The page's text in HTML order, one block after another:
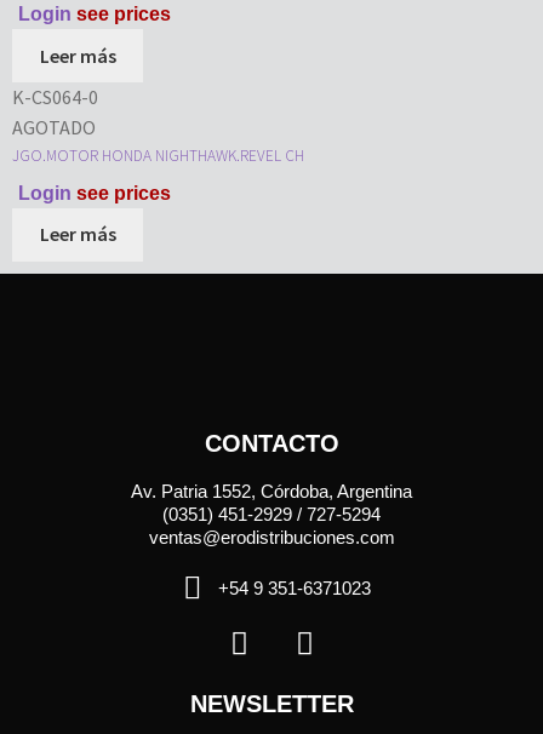
Login see prices
Leer más
K-CS064-0
AGOTADO
JGO.MOTOR HONDA NIGHTHAWK.REVEL CH
Login see prices
Leer más
CONTACTO
Av. Patria 1552, Córdoba, Argentina
(0351) 451-2929 / 727-5294
ventas@erodistribuciones.com
+54 9 351-6371023
NEWSLETTER